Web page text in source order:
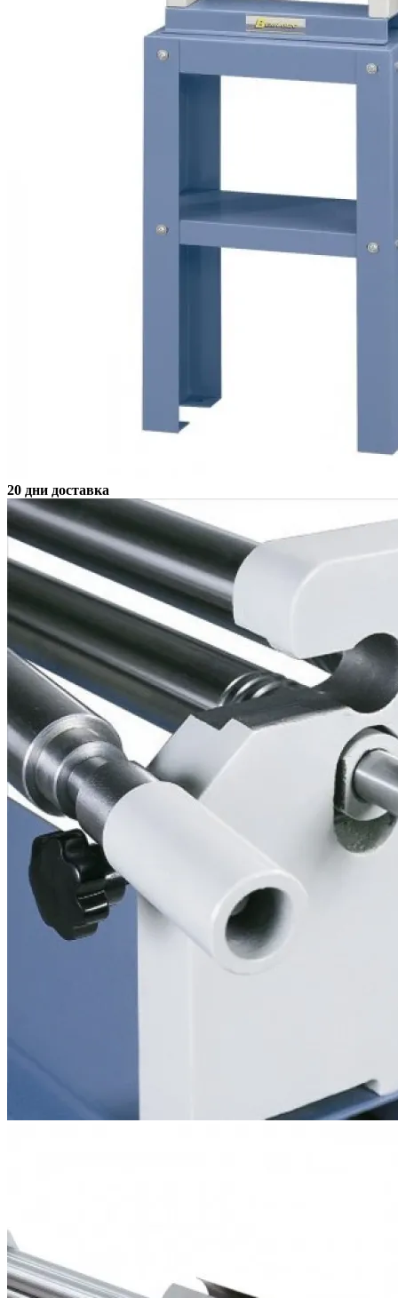
20 дни доставка